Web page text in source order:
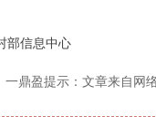
部信息中心
一鼎盈提示：文章来自网